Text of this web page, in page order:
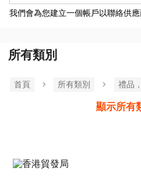
我們會為您建立一個帳戶以聯絡供
所有類別
首頁 所有類別 禮品
顯示所有